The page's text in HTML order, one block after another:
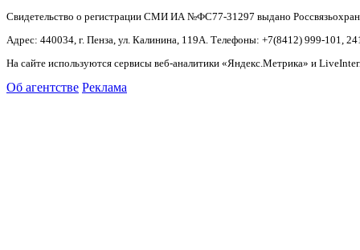
Свидетельство о регистрации СМИ ИА №ФС77-31297 выдано
Адрес: 440034, г. Пенза, ул. Калинина, 119А. Телефоны: +7(8412) 999-101,
На сайте используются сервисы веб-аналитики «Яндекс.Метрика» и
Об агентстве Реклама